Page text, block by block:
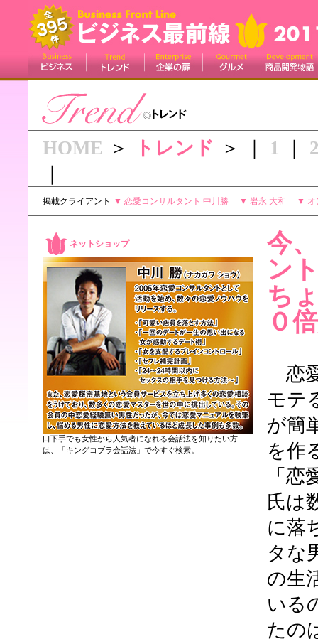
HOME ＞ トレンド ＞ ｜ 1
掲載クライアント ▼ 恋愛コンサルタント 中川勝 ▼ 岩永 大和 ▼
ネットショップ
口下手でも女性から人気者になれる会話法を知りたい方
は、「キングコブラ会話法」で今すぐ検索。
今
ン
ち
０
恋
モテ
が簡
を作
「
氏は
に落
タな
の生
いる
たの